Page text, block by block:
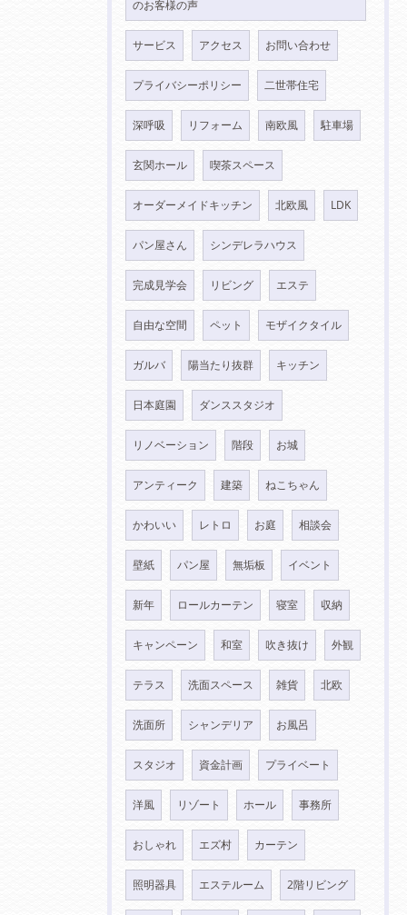
のお客様の声
サービス アクセス お問い合わせ
プライバシーポリシー 二世帯住宅
深呼吸 リフォーム 南欧風 駐車場
玄関ホール 喫茶スペース
オーダーメイドキッチン 北欧風 LDK
パン屋さん シンデレラハウス
完成見学会 リビング エステ
自由な空間 ペット モザイクタイル
ガルバ 陽当たり抜群 キッチン
日本庭園 ダンススタジオ
リノベーション 階段 お城
アンティーク 建築 ねこちゃん
かわいい レトロ お庭 相談会
壁紙 パン屋 無垢板 イベント
新年 ロールカーテン 寝室 収納
キャンペーン 和室 吹き抜け 外観
テラス 洗面スペース 雑貨 北欧
洗面所 シャンデリア お風呂
スタジオ 資金計画 プライベート
洋風 リゾート ホール 事務所
おしゃれ エズ村 カーテン
照明器具 エステルーム 2階リビング